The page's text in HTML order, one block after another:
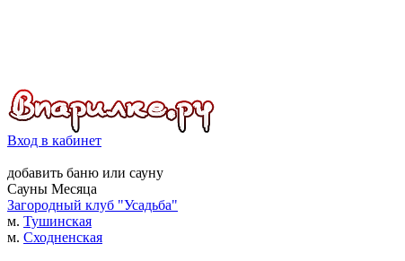
Вход в кабинет
добавить баню или сауну
Сауны Месяца
Загородный клуб "Усадьба"
м. Тушинская
м. Сходненская